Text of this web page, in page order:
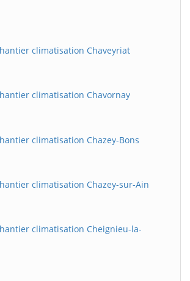
climatisation Chaveyriat
climatisation Chavornay
climatisation Chazey-Bons
climatisation Chazey-sur-Ain
climatisation Cheignieu-la-